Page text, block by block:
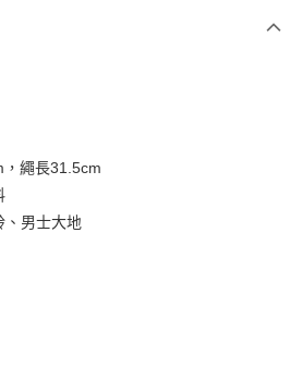
彰化商業銀行
兆豐國際商業銀行
繩長31.5cm
、男士大地